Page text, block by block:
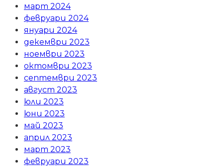
март 2024
февруари 2024
януари 2024
декември 2023
ноември 2023
октомври 2023
септември 2023
август 2023
юли 2023
юни 2023
май 2023
април 2023
март 2023
февруари 2023